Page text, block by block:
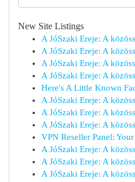
New Site Listings
A JóSzaki Ereje: A
A JóSzaki Ereje: A
A JóSzaki Ereje: A
A JóSzaki Ereje: A
Here's A Little Known
A JóSzaki Ereje: A
A JóSzaki Ereje: A
A JóSzaki Ereje: A
VPN Reseller Panel:
A JóSzaki Ereje: A
A JóSzaki Ereje: A
A JóSzaki Ereje: A